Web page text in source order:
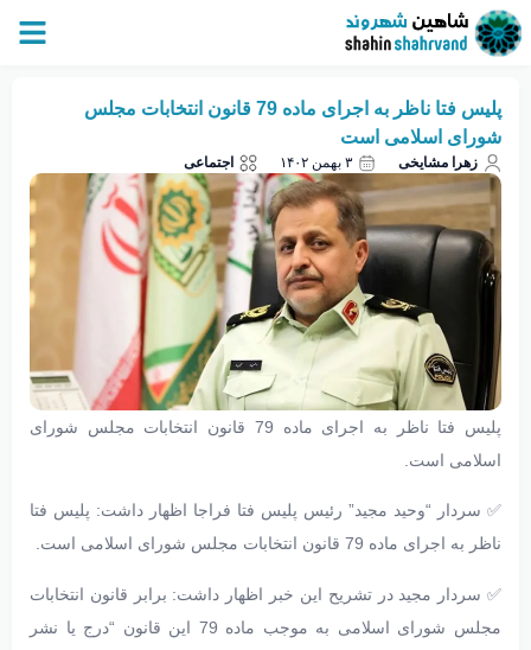
پلیس فتا ناظر به اجرای ماده 79 قانون انتخابات مجلس
شورای اسلامی است
زهرا مشایخی ۳ بهمن ۱۴۰۲ اجتماعی
پلیس فتا ناظر به اجرای ماده 79 قانون انتخابات مجلس شورای
اسلامی است.
✅ سردار “وحید مجید” رئیس پلیس فتا فراجا اظهار داشت: پلیس فتا
ناظر به اجرای ماده 79 قانون انتخابات مجلس شورای اسلامی است.
✅ سردار مجید در تشریح این خبر اظهار داشت: برابر قانون انتخابات
مجلس شورای اسلامی به موجب ماده 79 این قانون “درج یا نشر